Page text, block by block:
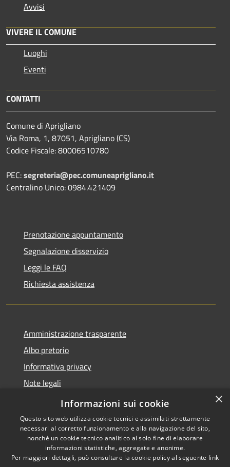
Avvisi
VIVERE IL COMUNE
Luoghi
Eventi
CONTATTI
Comune di Aprigliano
Via Roma, 1, 87051, Aprigliano (CS)
Codice Fiscale: 80006510780
PEC:segreteria@pec.comuneaprigliano.it
Centralino Unico: 0984.421409
Prenotazione appuntamento
Segnalazione disservizio
Leggi le FAQ
Richiesta assistenza
Amministrazione trasparente
Albo pretorio
Informativa privacy
Note legali
Dichiarazione di accessibilità
Accessibilità
Copyright © 2026 • Comune di
Aprigliano • Powered by
×
Informazioni sui cookie
Questo sito web utilizza cookie tecnici e assimilati strettamente
necessari al corretto funzionamento e alla navigazione del sito,
nonché un cookie tecnico analitico al solo fine di elaborare
informazioni statistiche, aggregate e anonime.
Per maggiori dettagli, può consultare la cookie policy al seguente link